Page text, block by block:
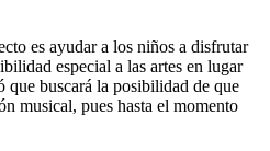
es ayudar a los niños a disfrutar
especial a las artes en lugar
que buscará la posibilidad de que
musical, pues hasta el momento